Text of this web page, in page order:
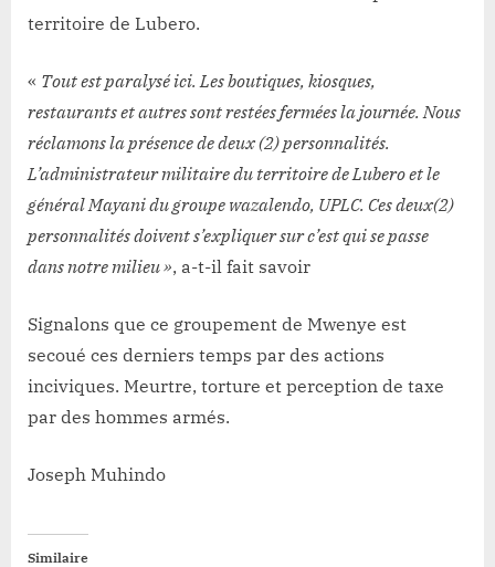
territoire de Lubero.
« Tout est paralysé ici. Les boutiques, kiosques,
restaurants et autres sont restées fermées la journée. Nous
réclamons la présence de deux (2) personnalités.
L’administrateur militaire du territoire de Lubero et le
général Mayani du groupe wazalendo, UPLC. Ces deux(2)
personnalités doivent s’expliquer sur c’est qui se passe
dans notre milieu », a-t-il fait savoir
Signalons que ce groupement de Mwenye est
secoué ces derniers temps par des actions
inciviques. Meurtre, torture et perception de taxe
par des hommes armés.
Joseph Muhindo
Similaire